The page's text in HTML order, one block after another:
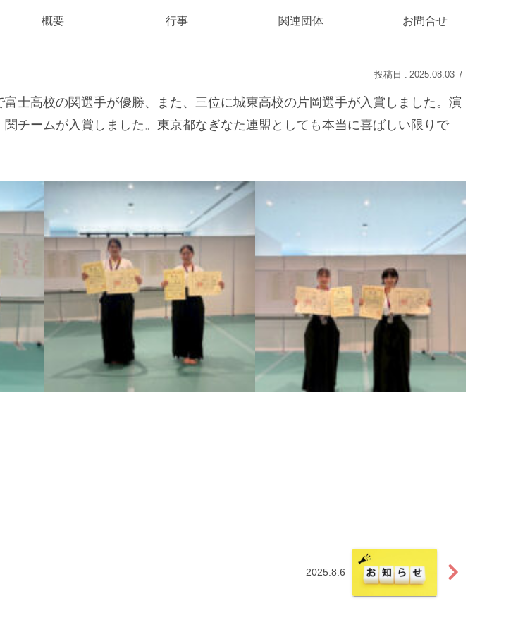
概要 行事 関連団体 お問合せ
2025.08.03
士高校の関選手が優勝、また、三位に城東高校の片岡選手が入賞しました。演
チームが入賞しました。東京都なぎなた連盟としても本当に喜ばしい限りで
2025.8.6